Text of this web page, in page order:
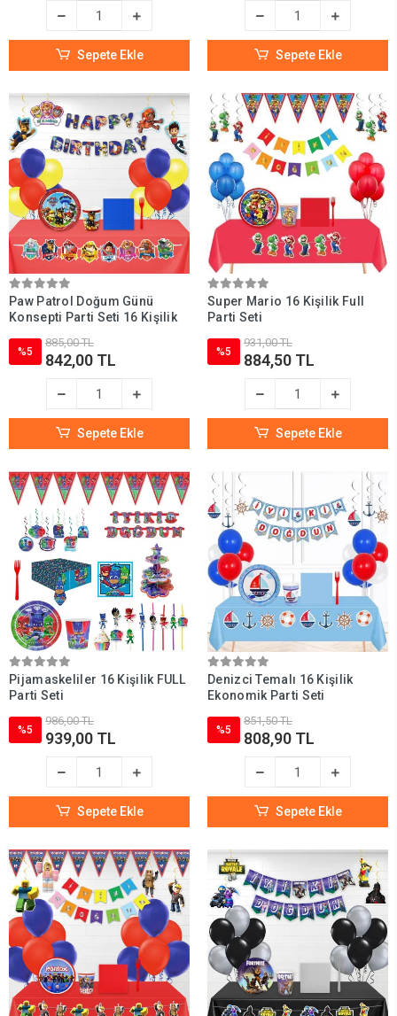
Sepete Ekle Sepete Ekle
Paw Patrol Doğum Günü
Konsepti Parti Seti 16 Kişilik
%5
885,00 TL
842,00 TL
Sepete Ekle
Super Mario 16 Kişilik Full
Parti Seti
%5
931,00 TL
884,50 TL
Sepete Ekle
Pijamaskeliler 16 Kişilik FULL
Parti Seti
%5
986,00 TL
939,00 TL
Sepete Ekle
Denizci Temalı 16 Kişilik
Ekonomik Parti Seti
%5
851,50 TL
808,90 TL
Sepete Ekle